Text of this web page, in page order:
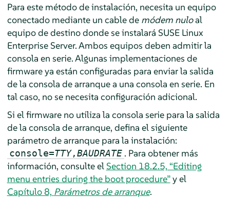
Para este método de instalación, necesita un equipo
conectado mediante un cable de módem nuloal
equipo de destino donde se instalará SUSE Linux
Enterprise Server. Ambos equipos deben admitir la
consola en serie. Algunas implementaciones de
firmware ya están configuradas para enviar la salida
de la consola de arranque a una consola en serie. En
tal caso, no se necesita configuración adicional.
Si el firmware no utiliza la consola serie para la salida
de la consola de arranque, defina el siguiente
parámetro de arranque para la instalación:
console=TTY,BAUDRATE . Para obtener más
información, consulte elSection 18.2.5, “Editing
menu entries during the boot procedure”y el
Capítulo 8, Parámetros de arranque.